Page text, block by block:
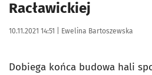
Racławickiej
Data publikacji:
10.11.2021 14:51 | Autor:
Ewelina Bartoszewska
Dobiega końca budowa hali